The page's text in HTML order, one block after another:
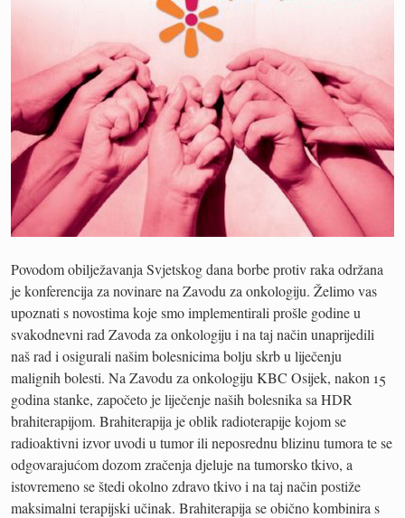
Povodom obilježavanja Svjetskog dana borbe protiv raka održana
je konferencija za novinare na Zavodu za onkologiju. Želimo vas
upoznati s novostima koje smo implementirali prošle godine u
svakodnevni rad Zavoda za onkologiju i na taj način unaprijedili
naš rad i osigurali našim bolesnicima bolju skrb u liječenju
malignih bolesti. Na Zavodu za onkologiju KBC Osijek, nakon 15
godina stanke, započeto je liječenje naših bolesnika sa HDR
brahiterapijom. Brahiterapija je oblik radioterapije kojom se
radioaktivni izvor uvodi u tumor ili neposrednu blizinu tumora te se
odgovarajućom dozom zračenja djeluje na tumorsko tkivo, a
istovremeno se štedi okolno zdravo tkivo i na taj način postiže
maksimalni terapijski učinak. Brahiterapija se obično kombinira s